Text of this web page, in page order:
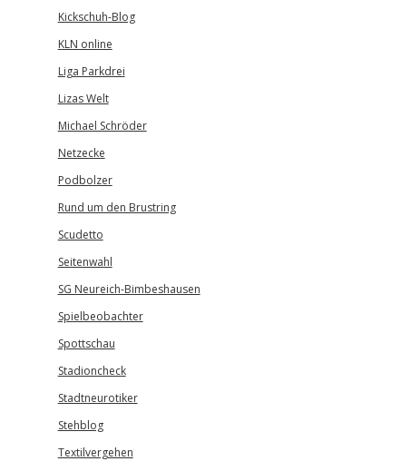
Kickschuh-Blog
KLN online
Liga Parkdrei
Lizas Welt
Michael Schröder
Netzecke
Podbolzer
Rund um den Brustring
Scudetto
Seitenwahl
SG Neureich-Bimbeshausen
Spielbeobachter
Spottschau
Stadioncheck
Stadtneurotiker
Stehblog
Textilvergehen